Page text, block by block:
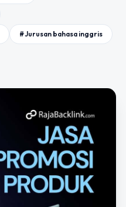
#Jurusan bahasa inggris